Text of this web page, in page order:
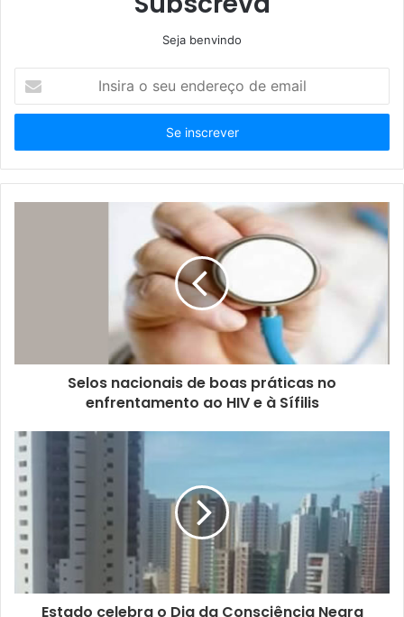
Seja benvindo
seu
de
email
Selos nacionais de boas práticas no
enfrentamento ao HIV e à Sífilis
Estado celebra o Dia da Consciência Negra